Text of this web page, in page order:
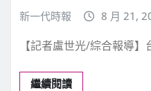
新一代時報 8 月 21,
【記者盧世光/綜合報導
繼續閱讀